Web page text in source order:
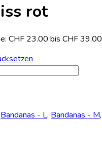
rot
CHF 23.00 bis CHF 39.00
Bandanas - L, Bandanas - M,